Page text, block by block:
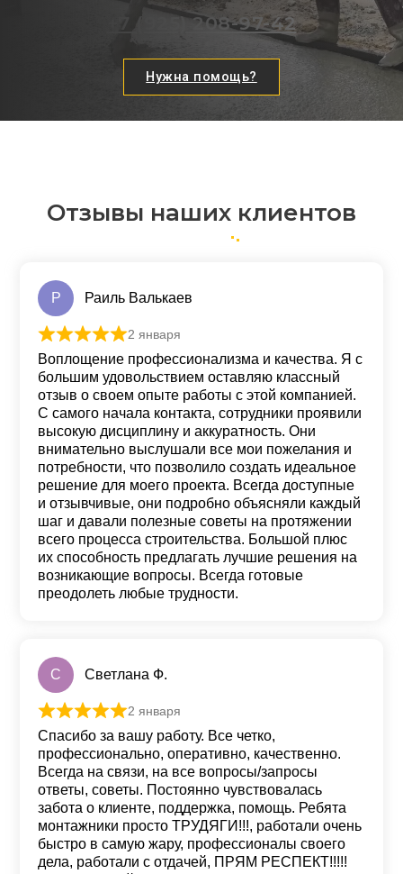
+7 (925) 208-97-42
Нужна помощь?
Отзывы наших клиентов
Р Раиль Валькаев
Оценка из 5
2 января
Воплощение профессионализма и качества. Я с
большим удовольствием оставляю классный
отзыв о своем опыте работы с этой компанией.
С самого начала контакта, сотрудники проявили
высокую дисциплину и аккуратность. Они
внимательно выслушали все мои пожелания и
потребности, что позволило создать идеальное
решение для моего проекта. Всегда доступные
и отзывчивые, они подробно объясняли каждый
шаг и давали полезные советы на протяжении
всего процесса строительства. Большой плюс
их способность предлагать лучшие решения на
возникающие вопросы. Всегда готовые
преодолеть любые трудности.
С Светлана Ф.
Оценка из 5
2 января
Спасибо за вашу работу. Все четко,
профессионально, оперативно, качественно.
Всегда на связи, на все вопросы/запросы
ответы, советы. Постоянно чувствовалась
забота о клиенте, поддержка, помощь. Ребята
монтажники просто ТРУДЯГИ!!!, работали очень
быстро в самую жару, профессионалы своего
дела, работали с отдачей, ПРЯМ РЕСПЕКТ!!!!!